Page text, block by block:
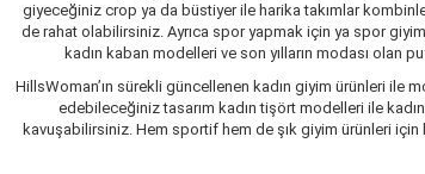
giyeceğiniz crop ya da büstiyer ile harika takımlar
de rahat olabilirsiniz. Ayrıca spor yapmak için ya spor
kadın kaban modelleri ve son yılların modası
HillsWoman’ın sürekli güncellenen kadın giyim ürünleri ile
edebileceğiniz tasarım kadın tişört modelleri ile
kavuşabilirsiniz. Hem sportif hem de şık giyim ürünleri için